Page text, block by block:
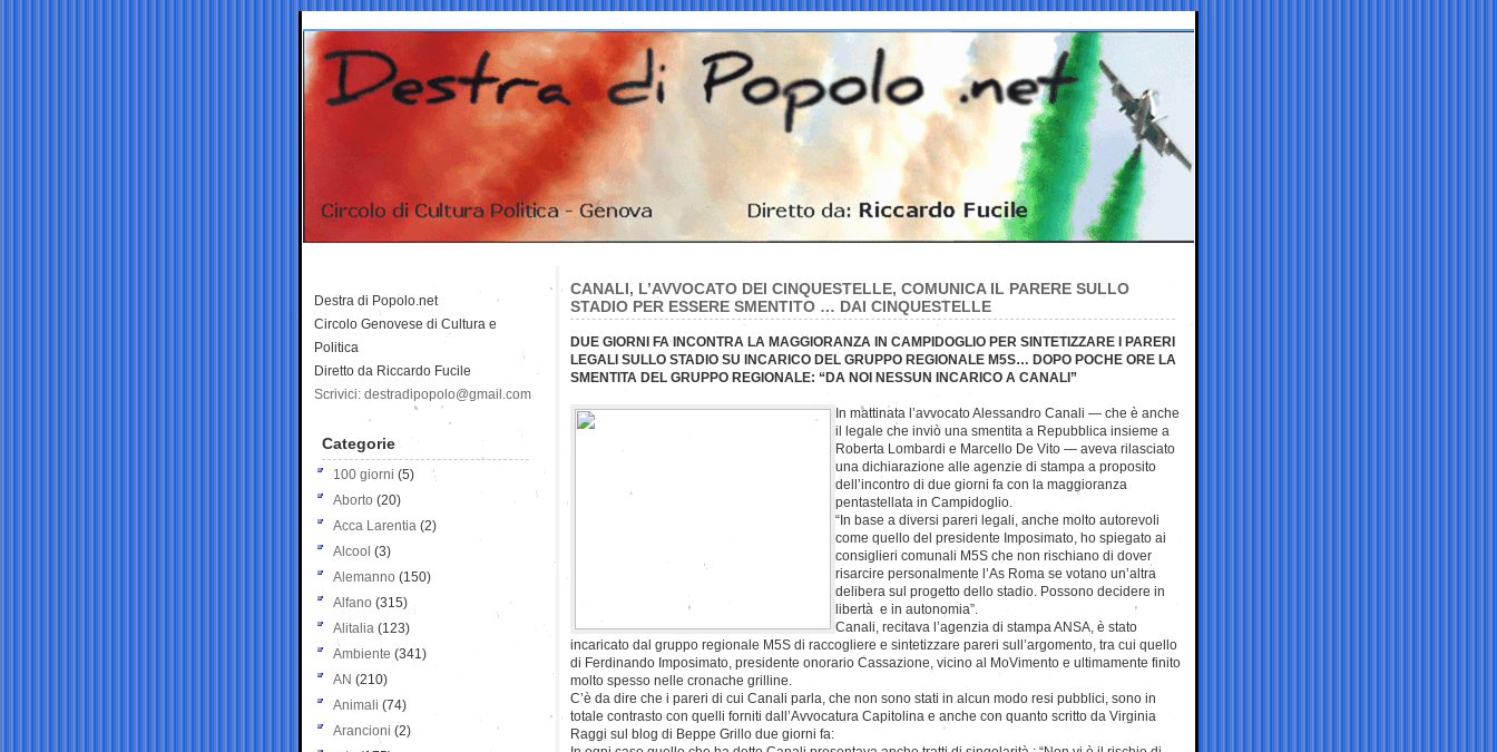
CANALI, L’AVVOCATO DEI CINQUESTELLE, COMUNICA IL PARERE SULLO
STADIO PER ESSERE SMENTITO … DAI CINQUESTELLE
DUE GIORNI FA INCONTRA LA MAGGIORANZA IN CAMPIDOGLIO PER SINTETIZZARE I PARERI
LEGALI SULLO STADIO SU INCARICO DEL GRUPPO REGIONALE M5S… DOPO POCHE ORE LA
SMENTITA DEL GRUPPO REGIONALE: “DA NOI NESSUN INCARICO A CANALI”
In mattinata l’avvocato Alessandro Canali — che è anche
il legale che inviò una smentita a Repubblica insieme a
Roberta Lombardi e Marcello De Vito — aveva rilasciato
una dichiarazione alle agenzie di stampa a proposito
dell’incontro di due giorni fa con la maggioranza
pentastellata in Campidoglio.
“In base a diversi pareri legali, anche molto autorevoli
come quello del presidente Imposimato, ho spiegato ai
consiglieri comunali M5S che non rischiano di dover
risarcire personalmente l’As Roma se votano un’altra
delibera sul progetto dello stadio. Possono decidere in
libertà e in autonomia”.
Canali, recitava l’agenzia di stampa ANSA, è stato
incaricato dal gruppo regionale M5S di raccogliere e sintetizzare pareri sull’argomento, tra cui quello
di Ferdinando Imposimato, presidente onorario Cassazione, vicino al MoVimento e ultimamente finito
molto spesso nelle cronache grilline.
C’è da dire che i pareri di cui Canali parla, che non sono stati in alcun modo resi pubblici, sono in
totale contrasto con quelli forniti dall’Avvocatura Capitolina e anche con quanto scritto da Virginia
Raggi sul blog di Beppe Grillo due giorni fa:
Destra di Popolo.net
Circolo Genovese di Cultura e
Politica
Diretto da Riccardo Fucile
Scrivici: destradipopolo@gmail.com
Categorie
100 giorni (5)
Aborto (20)
Acca Larentia (2)
Alcool (3)
Alemanno (150)
Alfano (315)
Alitalia (123)
Ambiente (341)
AN (210)
Animali (74)
Arancioni (2)